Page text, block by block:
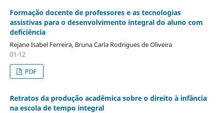
Formação docente de professores e as tecnologias
assistivas para o desenvolvimento integral do aluno com
deficiência
Rejane Isabel Ferreira, Bruna Carla Rodrigues de Oliveira
01-12
PDF
Retratos da produção acadêmica sobre o direito à infância
na escola de tempo integral